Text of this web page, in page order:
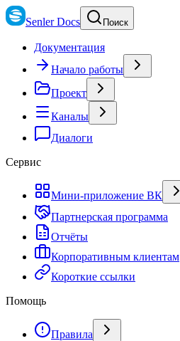
Senler Docs Поиск
Документация
Начало работы
Проект
Каналы
Диалоги
Сервис
Мини-приложение ВК
Партнерская программа
Отчёты
Корпоративным клиентам
Короткие ссылки
Помощь
Правила